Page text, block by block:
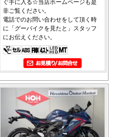
ぐ手に入る☆当店ホームページも是
非ご覧ください。
電話でのお問い合わせをして頂く時
に「グーバイクを見たと」スタッフ
にお伝えください。